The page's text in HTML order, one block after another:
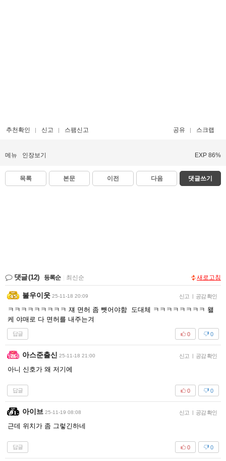
추천확인 신고 스팸신고 공유 스크랩
메뉴 인장보기 EXP 86%
목록 본문 이전 다음 댓글쓰기
댓글(12) 등록순 최신순 새로고침
불우이웃 25-11-18 20:09 신고 | 공감 확인
ㅋㅋㅋㅋㅋㅋㅋㅋㅋ 쟤 면허 좀 뺏어야함 도대체 ㅋㅋㅋㅋㅋㅋㅋㅋ 왤
케 야매로 다 면허를 내주는겨
답글 0
0
아스준출신 25-11-18 21:00 신고 | 공감 확인
아니 신호가 왜 저기에
답글 0
0
아이브 25-11-19 08:08 신고 | 공감 확인
근데 위치가 좀 그렇긴하네
답글 0
0